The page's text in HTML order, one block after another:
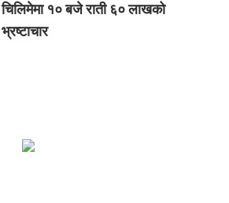
चिलिमेमा १० बजे राती ६० लाखको
भ्रष्टाचार